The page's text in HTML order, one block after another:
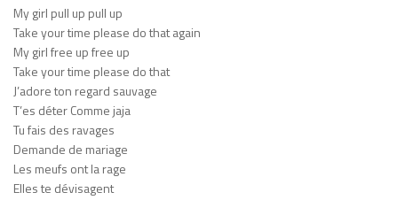
My girl pull up pull up
Take your time please do that again
My girl free up free up
Take your time please do that
J’adore ton regard sauvage
T’es déter Comme jaja
Tu fais des ravages
Demande de mariage
Les meufs ont la rage
Elles te dévisagent